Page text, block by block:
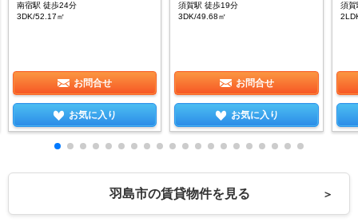
南宿駅 徒歩24分
3DK/52.17㎡
お問合せ
お気に入り
須賀駅 徒歩19分
3DK/49.68㎡
お問合せ
お気に入り
須
羽島市の賃貸物件を見る ＞